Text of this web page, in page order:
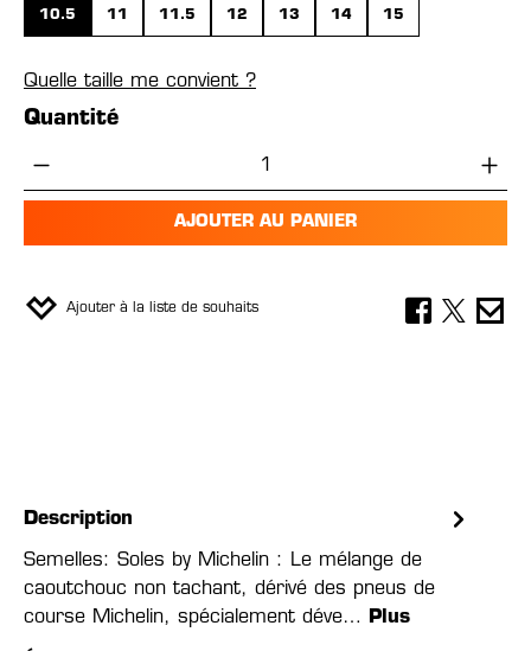
10.5 11 11.5 12 13 14 15
Quelle taille me convient ?
Quantité
Quantité de produit : Entrez la quantité
AJOUTER AU PANIER
Ajouter à la liste de souhaits
Description
Semelles: Soles by Michelin : Le mélange de
caoutchouc non tachant, dérivé des pneus de
course Michelin, spécialement déve…
Plus